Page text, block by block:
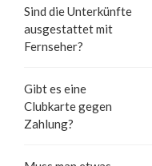
Sind die Unterkünfte
ausgestattet mit
Fernseher?
Gibt es eine
Clubkarte gegen
Zahlung?